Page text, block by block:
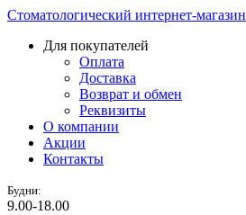
Стоматологический интернет-магазин
Для покупателей
Оплата
Доставка
Возврат и обмен
Реквизиты
О компании
Акции
Контакты
Будни:
9.00-18.00